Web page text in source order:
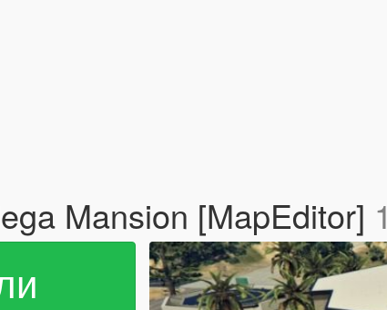
Mansion [MapEditor] 1